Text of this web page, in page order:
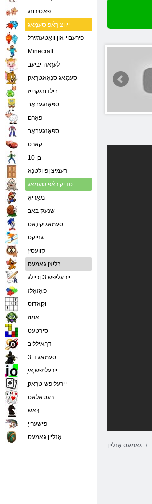
גאַמעס אָנליין
פּאַסירונג
ייווצ רַאֿפ סעמַאג
פירעבוי און וואַטערגירל
Minecraft
לעזַאה יביעב
סעמַאג סנָאָאטרַאק
בילדונגקרייז
ספּאָנגעבאָב
פאַרם
ספּאָנגעבאָב
קאַרס
בן 10
רעמיצ ןפיולטנַא
סדיק רַאֿפ סעמַאג
מאַריאָ
שנעק באָב
סעמַאג קינָאס
גנייקס
קוועסץ
בליצן גאַמעס
ַיירעליּפש 3 ןכַיילג
פּאַזאַלז
וקָאדוס
ַאמוז
סירטעט
דרַאילליב
סעמַאג ד 3
ַיירעליּפש ָאי
ַיירעליּפש טרָאק
רעטַאלַאס
ךָאש
פישערייַ
אָנליין גאַמעס